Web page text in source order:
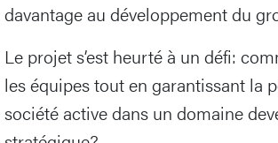
davantage au développement du
Le projet s’est heurté à un défi:
les équipes tout en garantissant la
société active dans un domaine